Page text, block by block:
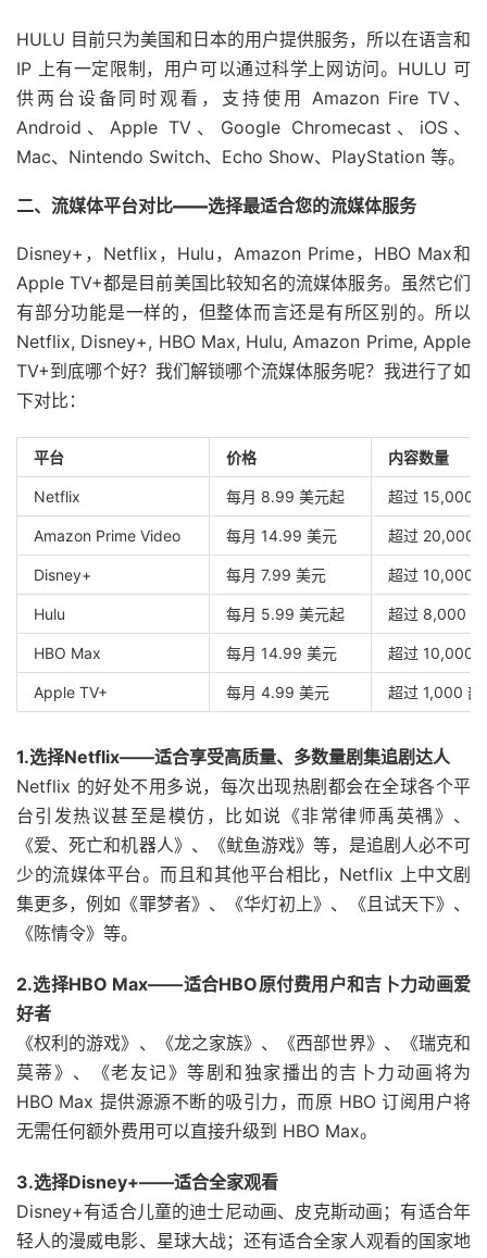
HULU 目前只为美国和日本的用户提供服务，所以在语言和
IP 上有一定限制，用户可以通过科学上网访问。HULU 可
供两台设备同时观看，支持使用 Amazon Fire TV、
Android、Apple TV、Google Chromecast、iOS、
Mac、Nintendo Switch、Echo Show、PlayStation 等。
二、流媒体平台对比——选择最适合您的流媒体服务
Disney+，Netflix，Hulu，Amazon Prime，HBO Max和
Apple TV+都是目前美国比较知名的流媒体服务。虽然它们
有部分功能是一样的，但整体而言还是有所区别的。所以
Netflix, Disney+, HBO Max, Hulu, Amazon Prime, Apple
TV+到底哪个好？我们解锁哪个流媒体服务呢？我进行了如
下对比：
平台 价格 内容数量
Netflix 每月 8.99 美元起 超过 15,000
Amazon Prime Video 每月 14.99 美元 超过 20,000
Disney+ 每月 7.99 美元 超过 10,000
Hulu 每月 5.99 美元起 超过 8,000
HBO Max 每月 14.99 美元 超过 10,000
Apple TV+ 每月 4.99 美元 超过 1,000 部
1.选择Netflix——适合享受高质量、多数量剧集追剧达人
Netflix 的好处不用多说，每次出现热剧都会在全球各个平
台引发热议甚至是模仿，比如说《非常律师禹英禑》、
《爱、死亡和机器人》、《鱿鱼游戏》等，是追剧人必不可
少的流媒体平台。而且和其他平台相比，Netflix 上中文剧
集更多，例如《罪梦者》、《华灯初上》、《且试天下》、
《陈情令》等。
2.选择HBO Max——适合HBO原付费用户和吉卜力动画爱
好者
《权利的游戏》、《龙之家族》、《西部世界》、《瑞克和
莫蒂》、《老友记》等剧和独家播出的吉卜力动画将为
HBO Max 提供源源不断的吸引力，而原 HBO 订阅用户将
无需任何额外费用可以直接升级到 HBO Max。
3.选择Disney+——适合全家观看
Disney+有适合儿童的迪士尼动画、皮克斯动画；有适合年
轻人的漫威电影、星球大战；还有适合全家人观看的国家地